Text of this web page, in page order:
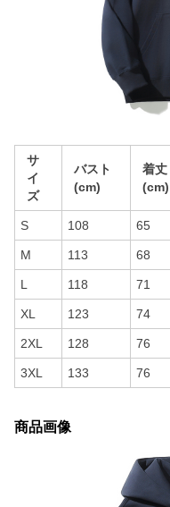
サ
イ
ズ
バスト
(cm)
着丈
(cm)
S 108 65
M 113 68
L 118 71
XL 123 74
2XL 128 76
3XL 133 76
商品画像